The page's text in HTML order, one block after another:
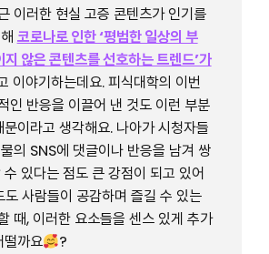
이러한 현실 고증 콘텐츠가 인기를
코로나로 인한 ‘평범한 일상의 부
지 않은 콘텐츠를 선호하는 트렌드’가
이야기하는데요. 피식대학의 이번
인 반응을 이끌어 낸 것도 이런 부분
이라고 생각해요. 나아가 시청자들
의 SNS에 댓글이나 반응을 남겨 쌍
있다는 점도 큰 강점이 되고 있어
사람들이 공감하며 즐길 수 있는
때, 이러한 요소들을 센스 있게 추가
떨까요
?